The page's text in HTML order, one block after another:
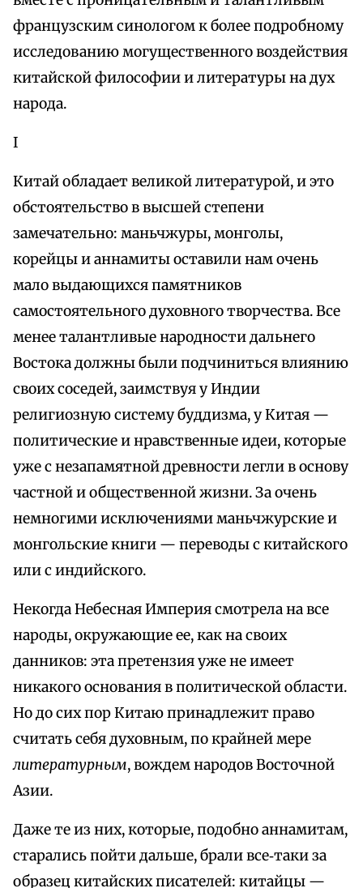
французским синологом к более подробному
исследованию могущественного воздействия
китайской философии и литературы на дух
народа.
I
Китай обладает великой литературой, и это
обстоятельство в высшей степени
замечательно: маньчжуры, монголы,
корейцы и аннамиты оставили нам очень
мало выдающихся памятников
самостоятельного духовного творчества. Все
менее талантливые народности дальнего
Востока должны были подчиниться влиянию
своих соседей, заимствуя у Индии
религиозную систему буддизма, у Китая —
политические и нравственные идеи, которые
уже с незапамятной древности легли в основу
частной и общественной жизни. За очень
немногими исключениями маньчжурские и
монгольские книги — переводы с китайского
или с индийского.
Некогда Небесная Империя смотрела на все
народы, окружающие ее, как на своих
данников: эта претензия уже не имеет
никакого основания в политической области.
Но до сих пор Китаю принадлежит право
считать себя духовным, по крайней мере
литературным, вождем народов Восточной
Азии.
Даже те из них, которые, подобно аннамитам,
старались пойти дальше, брали все‑таки за
образец китайских писателей: китайцы —